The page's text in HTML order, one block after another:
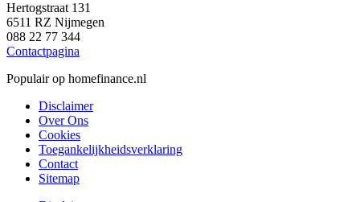
Hertogstraat 131
6511 RZ Nijmegen
088 22 77 344
Contactpagina
Populair op homefinance.nl
Disclaimer
Over Ons
Cookies
Toegankelijkheidsverklaring
Contact
Sitemap